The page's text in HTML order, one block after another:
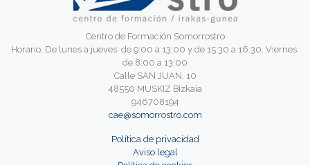
Centro de Formación Somorrostro
Horario: De lunes a jueves: de 9:00 a 13:00 y de 15:30 a 16:30. Viernes:
de 8:00 a 13:00
Calle SAN JUAN, 10
48550 MUSKIZ Bizkaia
946708194
cae@somorrostro.com
Política de privacidad
Aviso legal